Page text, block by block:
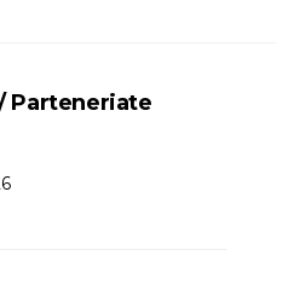
Parteneriate